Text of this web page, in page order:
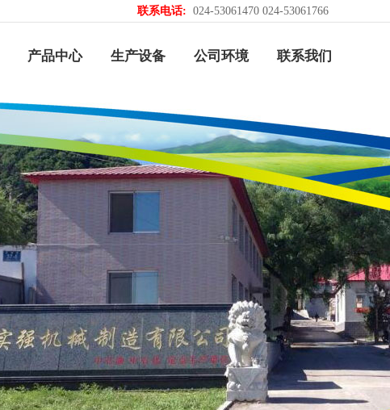
联系电话: 024-53061470 024-53061766
产品中心 生产设备 公司环境 联系我们